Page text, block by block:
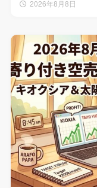
2026年8月8日